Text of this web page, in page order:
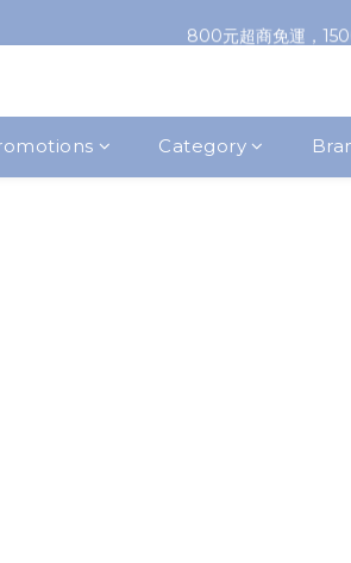
加入會員即送100元購物金，
800元超商免運，
Category